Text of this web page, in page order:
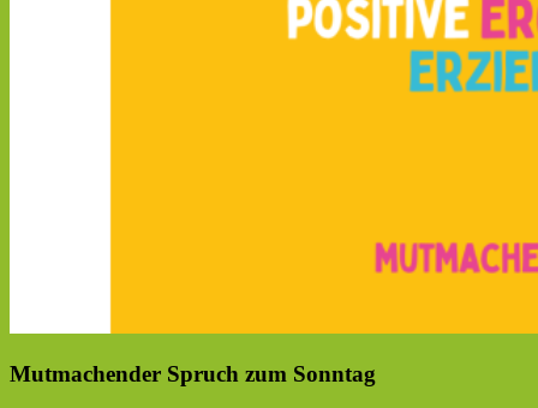
Mutmachender Spruch zum Sonntag